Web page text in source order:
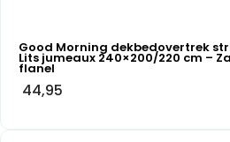
Good Morning dekbedovertrek
Lits jumeaux 240×200/220 cm –
flanel
44,95